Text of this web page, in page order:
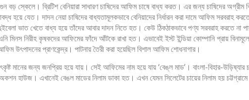
স্কেলে। ব্রিটিশ বেনিয়ারা সাধারণ চাষিদের আফিম চাষে বাধ্য করত। এর জন্য চাষিদের অগ্রীম
হয়ে যেত। দাদন নেয়া চাষিদের বাধ্যতামূলকভাবে বেনিয়াদের নির্ধারন করা দামে আফিম সরবরাহ
ভাত খেতে বাধ্য হয়ে তাঁদের আবার দাদন নিতে হত। কেউ ঠিকঠাকভাবে পণ্য সরবরাহ করতে না
মিনস নিরীহ কৃষকদের আফিমের ফাঁদে আঁটকে রাখা হত। এভাবেই ইস্ট ইন্ডিয়া কোম্পানি প্রায়
উৎপাদনের প্রাণকেন্দ্র। পাটনায় তৈরী করা হয়েছিল বিশাল আফিম শোধনাগার।
মানের জন্য জনপ্রিয় হয়ে যায়। সেই আফিমের নাম হয়ে যায় ‘বেঙ্ল মাড’। বাংলা-বিহার-
হাউজ। এখানেই বেঙল মাডের নিলাম ডাকা হত। এখন যেমন সিলেটের চায়ের নিলাম হয়